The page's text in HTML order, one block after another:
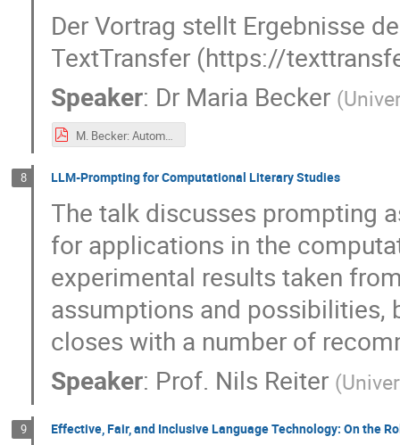
Der Vortrag stellt Ergebnisse
TextTransfer (https://
Speaker: Dr Maria Becker (
M. Becker: Automatisierte Analyse des gesellschaftlichen Impacts von Forschung mit Sprachmodellen
8 LLM-Prompting for Computational Literary Studies
The talk discusses prompting
for applications in the
experimental results taken
assumptions and possibilities,
closes with a number of
Speaker: Prof. Nils Reiter (
9 Effective, Fair, and Inclusive Language Technology: On the